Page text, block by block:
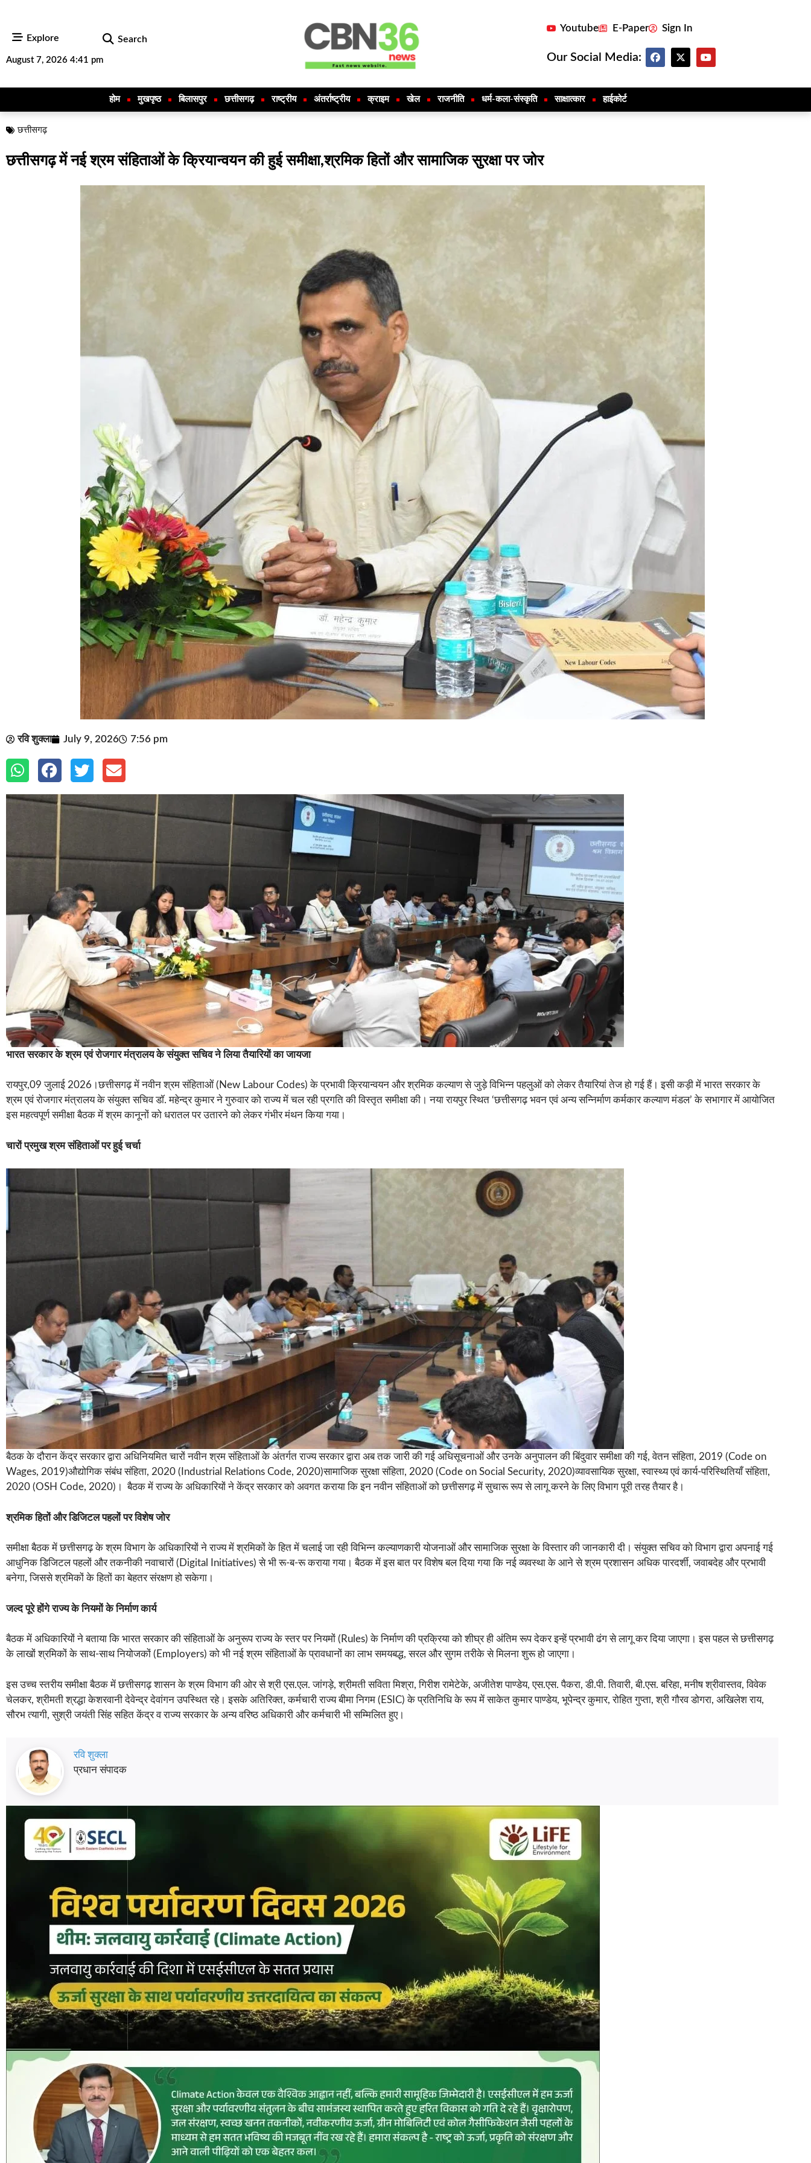
Explore Search
August 7, 2026 4:41 pm
Youtube E-Paper Sign In
Our Social Media:
होम मुखपृष्ठ बिलासपुर छत्तीसगढ़ राष्ट्रीय अंतर्राष्ट्रीय क्राइम खेल राजनीति धर्म-कला-संस्कृति साक्षात्कार हाईकोर्ट
छत्तीसगढ़
छत्तीसगढ़ में नई श्रम संहिताओं के क्रियान्वयन की हुई समीक्षा,श्रमिक हितों और सामाजिक सुरक्षा पर जोर
रवि शुक्ला July 9, 2026 7:56 pm
भारत सरकार के श्रम एवं रोजगार मंत्रालय के संयुक्त सचिव ने लिया तैयारियों का जायजा
रायपुर,09 जुलाई 2026।छत्तीसगढ़ में नवीन श्रम संहिताओं (New Labour Codes) के प्रभावी क्रियान्वयन और श्रमिक कल्याण से जुड़े विभिन्न पहलुओं को लेकर तैयारियां तेज हो गई हैं। इसी कड़ी में भारत सरकार के
श्रम एवं रोजगार मंत्रालय के संयुक्त सचिव डॉ. महेन्द्र कुमार ने गुरुवार को राज्य में चल रही प्रगति की विस्तृत समीक्षा की। नया रायपुर स्थित ‘छत्तीसगढ़ भवन एवं अन्य सन्निर्माण कर्मकार कल्याण मंडल’ के सभागार में आयोजित
इस महत्वपूर्ण समीक्षा बैठक में श्रम कानूनों को धरातल पर उतारने को लेकर गंभीर मंथन किया गया।
चारों प्रमुख श्रम संहिताओं पर हुई चर्चा
बैठक के दौरान केंद्र सरकार द्वारा अधिनियमित चारों नवीन श्रम संहिताओं के अंतर्गत राज्य सरकार द्वारा अब तक जारी की गई अधिसूचनाओं और उनके अनुपालन की बिंदुवार समीक्षा की गई, वेतन संहिता, 2019 (Code on
Wages, 2019)औद्योगिक संबंध संहिता, 2020 (Industrial Relations Code, 2020)सामाजिक सुरक्षा संहिता, 2020 (Code on Social Security, 2020)व्यावसायिक सुरक्षा, स्वास्थ्य एवं कार्य-परिस्थितियाँ संहिता,
2020 (OSH Code, 2020)। बैठक में राज्य के अधिकारियों ने केंद्र सरकार को अवगत कराया कि इन नवीन संहिताओं को छत्तीसगढ़ में सुचारू रूप से लागू करने के लिए विभाग पूरी तरह तैयार है।
श्रमिक हितों और डिजिटल पहलों पर विशेष जोर
समीक्षा बैठक में छत्तीसगढ़ के श्रम विभाग के अधिकारियों ने राज्य में श्रमिकों के हित में चलाई जा रही विभिन्न कल्याणकारी योजनाओं और सामाजिक सुरक्षा के विस्तार की जानकारी दी। संयुक्त सचिव को विभाग द्वारा अपनाई गई
आधुनिक डिजिटल पहलों और तकनीकी नवाचारों (Digital Initiatives) से भी रू-ब-रू कराया गया। बैठक में इस बात पर विशेष बल दिया गया कि नई व्यवस्था के आने से श्रम प्रशासन अधिक पारदर्शी, जवाबदेह और प्रभावी
बनेगा, जिससे श्रमिकों के हितों का बेहतर संरक्षण हो सकेगा।
जल्द पूरे होंगे राज्य के नियमों के निर्माण कार्य
बैठक में अधिकारियों ने बताया कि भारत सरकार की संहिताओं के अनुरूप राज्य के स्तर पर नियमों (Rules) के निर्माण की प्रक्रिया को शीघ्र ही अंतिम रूप देकर इन्हें प्रभावी ढंग से लागू कर दिया जाएगा। इस पहल से छत्तीसगढ़
के लाखों श्रमिकों के साथ-साथ नियोजकों (Employers) को भी नई श्रम संहिताओं के प्रावधानों का लाभ समयबद्ध, सरल और सुगम तरीके से मिलना शुरू हो जाएगा।
इस उच्च स्तरीय समीक्षा बैठक में छत्तीसगढ़ शासन के श्रम विभाग की ओर से श्री एस.एल. जांगड़े, श्रीमती सविता मिश्रा, गिरीश रामेटेके, अजीतेश पाण्डेय, एस.एस. पैकरा, डी.पी. तिवारी, बी.एस. बरिहा, मनीष श्रीवास्तव, विवेक
चेलकर, श्रीमती श्रद्धा केशरवानी देवेन्द्र देवांगन उपस्थित रहे। इसके अतिरिक्त, कर्मचारी राज्य बीमा निगम (ESIC) के प्रतिनिधि के रूप में साकेत कुमार पाण्डेय, भूपेन्द्र कुमार, रोहित गुप्ता, श्री गौरव डोगरा, अखिलेश राय,
सौरभ त्यागी, सुश्री जयंती सिंह सहित केंद्र व राज्य सरकार के अन्य वरिष्ठ अधिकारी और कर्मचारी भी सम्मिलित हुए।
रवि शुक्ला
प्रधान संपादक